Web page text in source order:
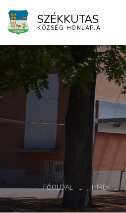
SZÉKKUTAS
KÖZSÉG HONLAPJA
FŐOLDAL HÍREK